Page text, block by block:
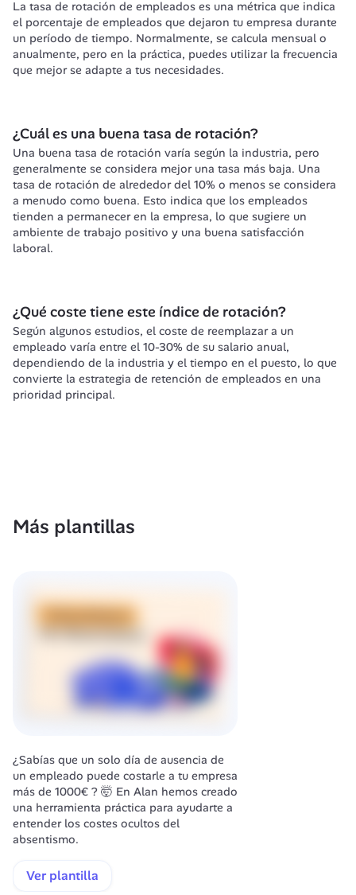
La tasa de rotación de empleados es una métrica que indica
el porcentaje de empleados que dejaron tu empresa durante
un período de tiempo. Normalmente, se calcula mensual o
anualmente, pero en la práctica, puedes utilizar la frecuencia
que mejor se adapte a tus necesidades.
¿Cuál es una buena tasa de rotación?
Una buena tasa de rotación varía según la industria, pero
generalmente se considera mejor una tasa más baja. Una
tasa de rotación de alrededor del 10% o menos se considera
a menudo como buena. Esto indica que los empleados
tienden a permanecer en la empresa, lo que sugiere un
ambiente de trabajo positivo y una buena satisfacción
laboral.
¿Qué coste tiene este índice de rotación?
Según algunos estudios, el coste de reemplazar a un
empleado varía entre el 10-30% de su salario anual,
dependiendo de la industria y el tiempo en el puesto, lo que
convierte la estrategia de retención de empleados en una
prioridad principal.
Más plantillas
¿Sabías que un solo día de ausencia de
un empleado puede costarle a tu empresa
más de 1000€ ? 🤯 En Alan hemos creado
una herramienta práctica para ayudarte a
entender los costes ocultos del
absentismo.
Ver plantilla